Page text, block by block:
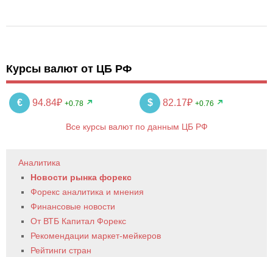
Курсы валют от ЦБ РФ
€ 94.84₽ +0.78 $ 82.17₽ +0.76
Все курсы валют по данным ЦБ РФ
Аналитика
Новости рынка форекс
Форекс аналитика и мнения
Финансовые новости
От ВТБ Капитал Форекс
Рекомендации маркет-мейкеров
Рейтинги стран